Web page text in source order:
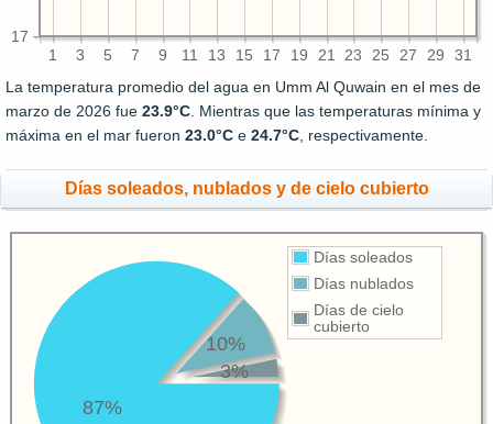
1 3 5 7 9 11 13 15 17 19 21 23 25 27 29 31
17
La temperatura promedio del agua en Umm Al Quwain en el mes de
marzo de 2026 fue 23.9°C . Mientras que las temperaturas mínima y
máxima en el mar fueron 23.0°C e 24.7°C , respectivamente.
Días soleados, nublados y de cielo cubierto
Días soleados
Días nublados
Días de cielo
cubierto
87%
10%
3%